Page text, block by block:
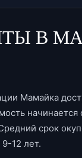
В
Мамайка
срок
12 лет.